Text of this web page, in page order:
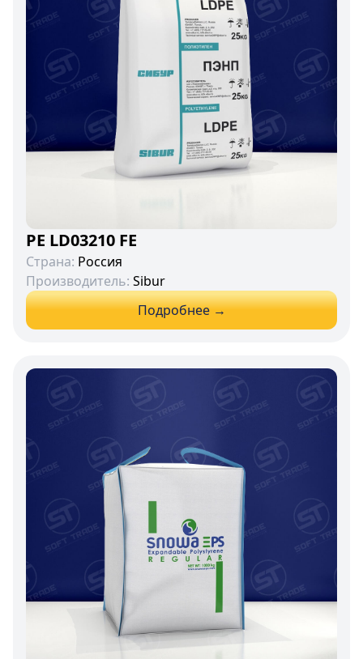
PE LD03210 FE
Страна: Россия
Производитель: Sibur
Подробнее →